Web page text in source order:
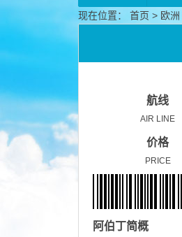
现在位置： 首页 > 欧洲
航线
AIR LINE
价格
PRICE
阿伯丁简概